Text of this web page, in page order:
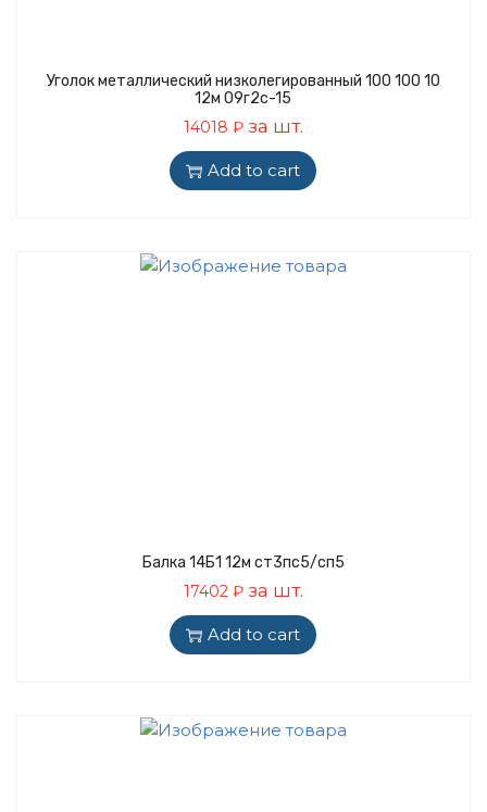
Уголок металлический низколегированный 100 100 10
12м 09г2с-15
14018 ₽за шт.
Add to cart
Балка 14Б1 12м ст3пс5/сп5
17402 ₽за шт.
Add to cart